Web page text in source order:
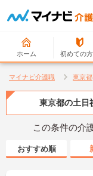
ホーム 初めての
マイナビ介護職 東京都
東京都の土日
この条件の介
おすすめ順